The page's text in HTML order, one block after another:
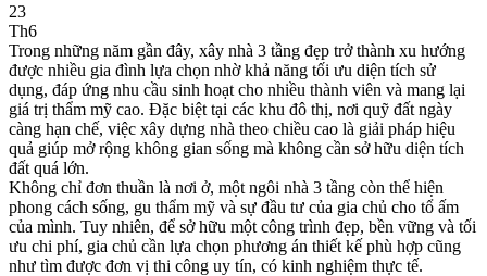
23
Th6
Trong những năm gần đây, xây nhà 3 tầng đẹp trở thành xu hướng
được nhiều gia đình lựa chọn nhờ khả năng tối ưu diện tích sử
dụng, đáp ứng nhu cầu sinh hoạt cho nhiều thành viên và mang lại
giá trị thẩm mỹ cao. Đặc biệt tại các khu đô thị, nơi quỹ đất ngày
càng hạn chế, việc xây dựng nhà theo chiều cao là giải pháp hiệu
quả giúp mở rộng không gian sống mà không cần sở hữu diện tích
đất quá lớn.
Không chỉ đơn thuần là nơi ở, một ngôi nhà 3 tầng còn thể hiện
phong cách sống, gu thẩm mỹ và sự đầu tư của gia chủ cho tổ ấm
của mình. Tuy nhiên, để sở hữu một công trình đẹp, bền vững và tối
ưu chi phí, gia chủ cần lựa chọn phương án thiết kế phù hợp cũng
như tìm được đơn vị thi công uy tín, có kinh nghiệm thực tế.